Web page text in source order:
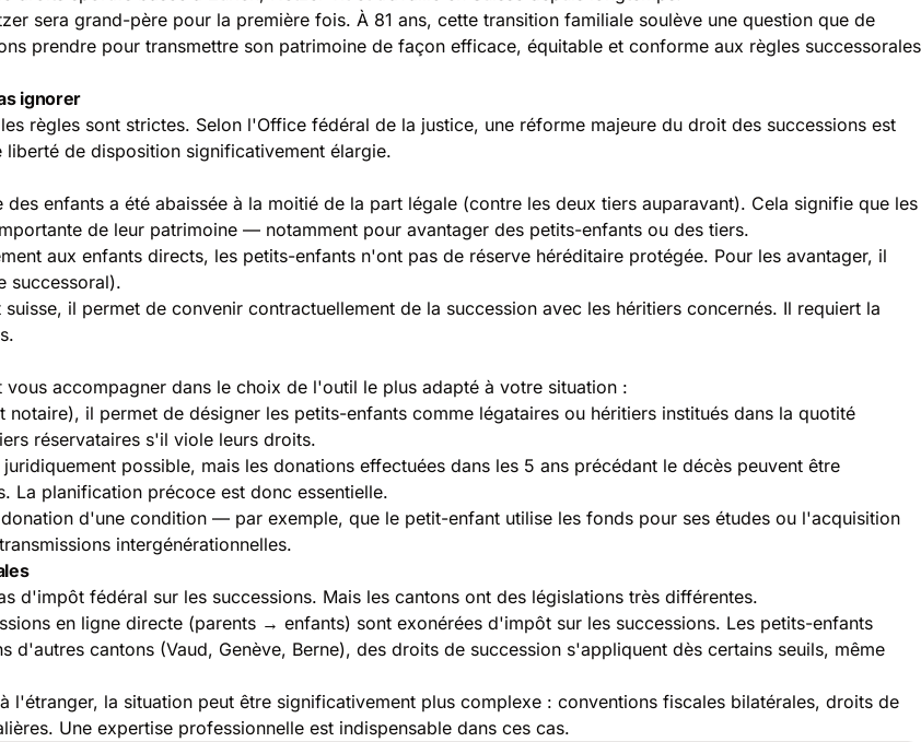
sera grand-père pour la première fois. À 81 ans, cette transition familiale soulève une question que de
prendre pour transmettre son patrimoine de façon efficace, équitable et conforme aux règles successorales
ignorer
règles sont strictes. Selon l'Office fédéral de la justice, une réforme majeure du droit des successions est
de disposition significativement élargie.
des enfants a été abaissée à la moitié de la part légale (contre les deux tiers auparavant). Cela signifie que les
de leur patrimoine — notamment pour avantager des petits-enfants ou des tiers.
aux enfants directs, les petits-enfants n'ont pas de réserve héréditaire protégée. Pour les avantager, il
successoral).
il permet de convenir contractuellement de la succession avec les héritiers concernés. Il requiert la
accompagner dans le choix de l'outil le plus adapté à votre situation :
il permet de désigner les petits-enfants comme légataires ou héritiers institués dans la quotité
réservataires s'il viole leurs droits.
possible, mais les donations effectuées dans les 5 ans précédant le décès peuvent être
La planification précoce est donc essentielle.
d'une condition — par exemple, que le petit-enfant utilise les fonds pour ses études ou l'acquisition
intergénérationnelles.
d'impôt fédéral sur les successions. Mais les cantons ont des législations très différentes.
en ligne directe (parents → enfants) sont exonérées d'impôt sur les successions. Les petits-enfants
cantons (Vaud, Genève, Berne), des droits de succession s'appliquent dès certains seuils, même
l'étranger, la situation peut être significativement plus complexe : conventions fiscales bilatérales, droits de
Une expertise professionnelle est indispensable dans ces cas.